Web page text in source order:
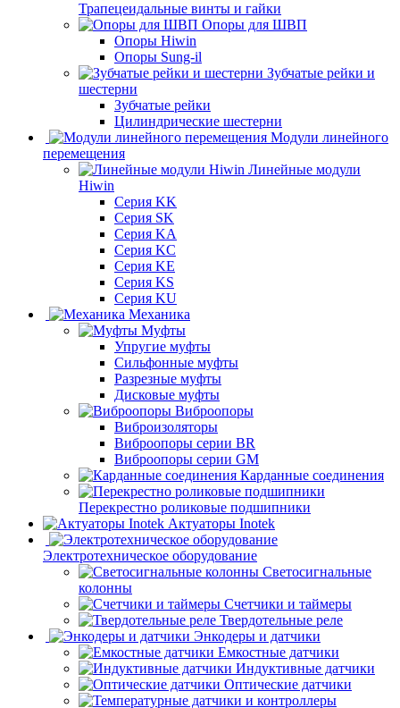
Трапецеидальные винты и гайки
Опоры для ШВП
Опоры Hiwin
Опоры Sung-il
Зубчатые рейки и
шестерни
Зубчатые рейки
Цилиндрические шестерни
Модули линейного
перемещения
Линейные модули
Hiwin
Серия KK
Серия SK
Серия KA
Серия KC
Серия KE
Серия KS
Серия KU
Механика
Муфты
Упругие муфты
Сильфонные муфты
Разрезные муфты
Дисковые муфты
Виброопоры
Виброизоляторы
Виброопоры серии BR
Виброопоры серии GM
Карданные соединения
Перекрестно роликовые подшипники
Актуаторы Inotek
Электротехническое оборудование
Светосигнальные
колонны
Счетчики и таймеры
Твердотельные реле
Энкодеры и датчики
Емкостные датчики
Индуктивные датчики
Оптические датчики